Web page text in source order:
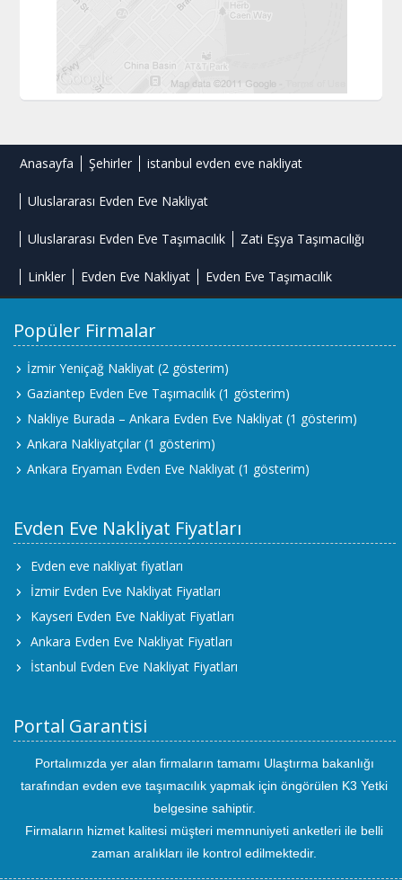
Anasayfa Şehirler istanbul evden eve nakliyat
Uluslararası Evden Eve Nakliyat
Uluslararası Evden Eve Taşımacılık Zati Eşya Taşımacılığı
Linkler Evden Eve Nakliyat Evden Eve Taşımacılık
Popüler Firmalar
İzmir Yeniçağ Nakliyat (2 gösterim)
Gaziantep Evden Eve Taşımacılık (1 gösterim)
Nakliye Burada – Ankara Evden Eve Nakliyat (1 gösterim)
Ankara Nakliyatçılar (1 gösterim)
Ankara Eryaman Evden Eve Nakliyat (1 gösterim)
Evden Eve Nakliyat Fiyatları
Evden eve nakliyat fiyatları
İzmir Evden Eve Nakliyat Fiyatları
Kayseri Evden Eve Nakliyat Fiyatları
Ankara Evden Eve Nakliyat Fiyatları
İstanbul Evden Eve Nakliyat Fiyatları
Portal Garantisi
Portalımızda yer alan firmaların tamamı Ulaştırma bakanlığı
tarafından evden eve taşımacılık yapmak için öngörülen K3 Yetki
belgesine sahiptir.
Firmaların hizmet kalitesi müşteri memnuniyeti anketleri ile belli
zaman aralıkları ile kontrol edilmektedir.